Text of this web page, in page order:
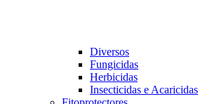
Diversos
Fungicidas
Herbicidas
Insecticidas e Acaricidas